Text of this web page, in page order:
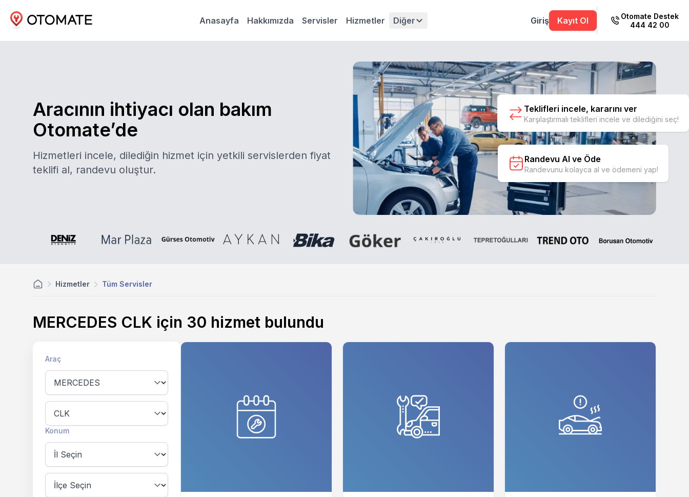
Anasayfa Hakkımızda Servisler Hizmetler Diğer Giriş Kayıt Ol
Otomate Destek
444 42 00
Aracının ihtiyacı olan bakım
Otomate’de
Hizmetleri incele, dilediğin hizmet için yetkili servislerden fiyat
teklifi al, randevu oluştur.
Teklifleri incele, kararını ver
Karşılaştırmalı teklifleri incele ve dilediğini seç!
Randevu Al ve Öde
Randevunu kolayca al ve ödemeni yap!
Hizmetler Tüm Servisler
MERCEDES CLK için 30 hizmet bulundu
Araç
Konum